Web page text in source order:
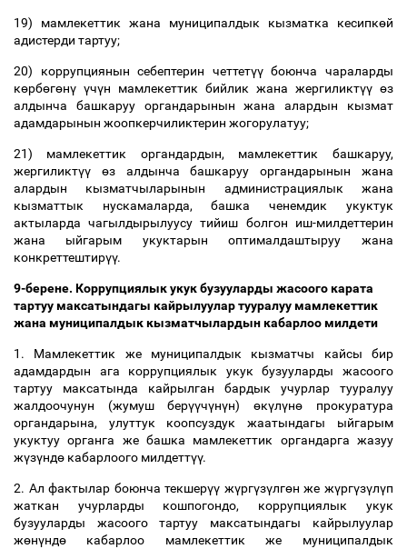
19) мамлекеттик жана муниципалдык кызматка кесипкөй
адистерди тартуу;
20) коррупциянын себептерин четтетүүбоюнча чараларды
көрбөгөнү үчүн мамлекеттик бийлик жана жергиликтүү өз
алдынча башкаруу органдарынын жана алардын кызмат
адамдарынын жоопкерчиликтерин жогорулатуу;
21) мамлекеттик органдардын, мамлекеттик башкаруу,
жергиликтүү өз алдынча башкаруу органдарынын жана
алардын кызматчыларынын администрациялык жана
кызматтык нускамаларда, башка ченемдик укуктук
актыларда чагылдырылуусу тийиш болгон иш-милдеттерин
жана ыйгарым укуктарын оптималдаштыруу жана
конкреттештирүү.
9-берене. Коррупциялык укук бузууларды жасоого карата
тартуу максатындагы кайрылуулар тууралуу мамлекеттик
жана муниципалдык кызматчылардын кабарлоо милдети
1. Мамлекеттик же муниципалдык кызматчы кайсы бир
адамдардын ага коррупциялык укук бузууларды жасоого
тартуу максатында кайрылган бардык учурлар тууралуу
жалдоочунун (жумуш берүүчүнүн)өкүлүнө прокуратура
органдарына, улуттук коопсуздук жаатындагы ыйгарым
укуктуу органга же башка мамлекеттик органдарга жазуу
жүзүндө кабарлоого милдеттүү.
2. Ал фактылар боюнча текшерүү жүргүзүлгөн же жүргүзүлүп
жаткан учурларды кошпогондо, коррупциялык укук
бузууларды жасоого тартуу максатындагы кайрылуулар
жөнүндө кабарлоо мамлекеттик же муниципалдык